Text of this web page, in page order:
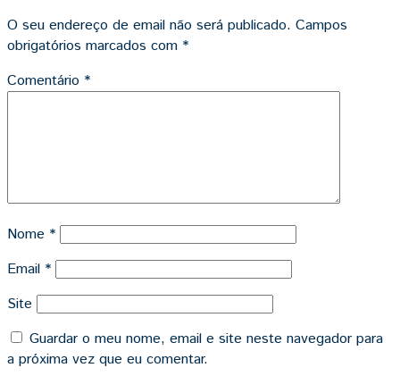
O seu endereço de email não será publicado. Campos
obrigatórios marcados com *
Comentário *
Nome *
Email *
Site
Guardar o meu nome, email e site neste navegador para
a próxima vez que eu comentar.